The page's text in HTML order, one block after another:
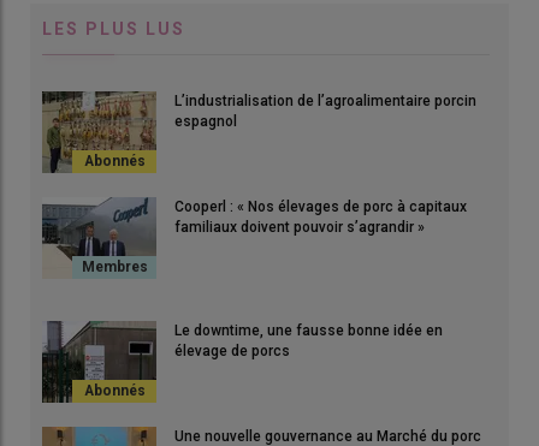
LES PLUS LUS
L’industrialisation de l’agroalimentaire porcin
espagnol
Cooperl : « Nos élevages de porc à capitaux
familiaux doivent pouvoir s’agrandir »
Le downtime, une fausse bonne idée en
élevage de porcs
Une nouvelle gouvernance au Marché du porc